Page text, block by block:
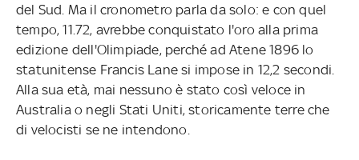
del Sud. Ma il cronometro parla da solo: e con quel
tempo, 11.72, avrebbe conquistato l'oro alla prima
edizione dell'Olimpiade, perché ad Atene 1896 lo
statunitense Francis Lane si impose in 12,2 secondi.
Alla sua età, mai nessuno è stato così veloce in
Australia o negli Stati Uniti, storicamente terre che
di velocisti se ne intendono.